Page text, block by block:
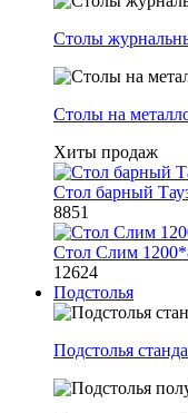
Столы
Столы на
Хиты продаж
Стол барный
8851
Стол Слим
12624
Подстолья
Подстолья